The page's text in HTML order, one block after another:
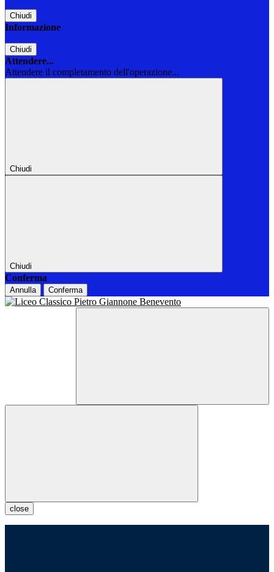
Chiudi
Informazione
Chiudi
Attendere...
Attendere il completamento dell'operazione...
Chiudi
Chiudi
Conferma
Annulla Conferma
close